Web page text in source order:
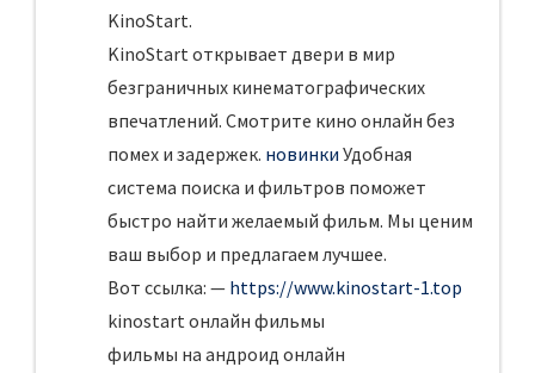
KinoStart.
KinoStart открывает двери в мир
безграничных кинематографических
впечатлений. Смотрите кино онлайн без
помех и задержек. новинки Удобная
система поиска и фильтров поможет
быстро найти желаемый фильм. Мы ценим
ваш выбор и предлагаем лучшее.
Вот ссылка: — https://www.kinostart-1.top
kinostart онлайн фильмы
фильмы на андроид онлайн